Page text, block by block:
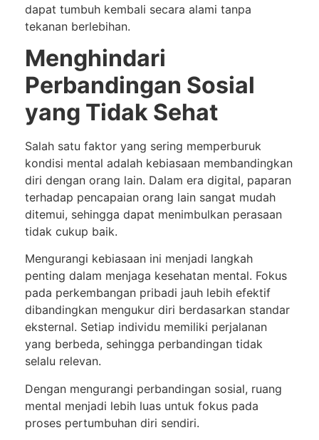
dapat tumbuh kembali secara alami tanpa
tekanan berlebihan.
Menghindari
Perbandingan Sosial
yang Tidak Sehat
Salah satu faktor yang sering memperburuk
kondisi mental adalah kebiasaan membandingkan
diri dengan orang lain. Dalam era digital, paparan
terhadap pencapaian orang lain sangat mudah
ditemui, sehingga dapat menimbulkan perasaan
tidak cukup baik.
Mengurangi kebiasaan ini menjadi langkah
penting dalam menjaga kesehatan mental. Fokus
pada perkembangan pribadi jauh lebih efektif
dibandingkan mengukur diri berdasarkan standar
eksternal. Setiap individu memiliki perjalanan
yang berbeda, sehingga perbandingan tidak
selalu relevan.
Dengan mengurangi perbandingan sosial, ruang
mental menjadi lebih luas untuk fokus pada
proses pertumbuhan diri sendiri.